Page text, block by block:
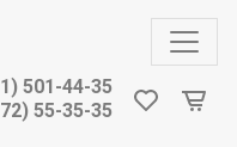
501-44-35
55-35-35